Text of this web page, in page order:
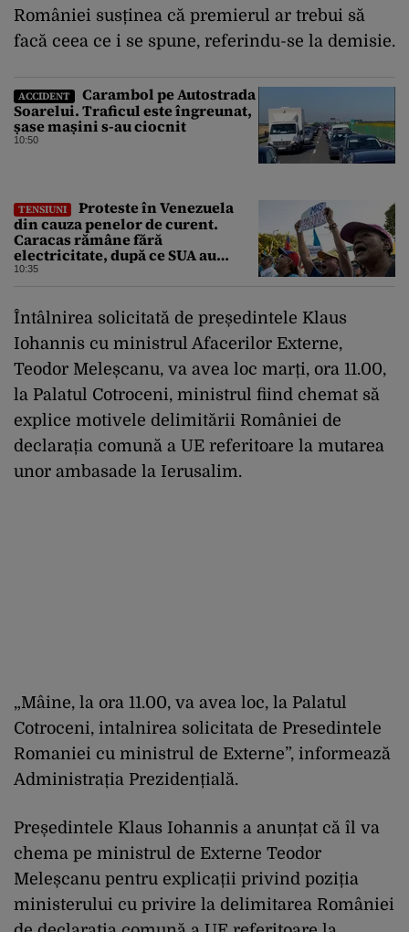
României susținea că premierul ar trebui să
facă ceea ce i se spune, referindu-se la demisie.
ACCIDENT
Carambol pe Autostrada
Soarelui. Traficul este îngreunat,
șase mașini s-au ciocnit
10:50
TENSIUNI
Proteste în Venezuela
din cauza penelor de curent.
Caracas rămâne fără
electricitate, după ce SUA au
promis modernizarea rețelei
10:35
Întâlnirea solicitată de președintele Klaus
Iohannis cu ministrul Afacerilor Externe,
Teodor Meleșcanu, va avea loc marți, ora 11.00,
la Palatul Cotroceni, ministrul fiind chemat să
explice motivele delimitării României de
declarația comună a UE referitoare la mutarea
unor ambasade la Ierusalim.
„Mâine, la ora 11.00, va avea loc, la Palatul
Cotroceni, intalnirea solicitata de Presedintele
Romaniei cu ministrul de Externe”, informează
Administrația Prezidențială.
Președintele Klaus Iohannis a anunțat că îl va
chema pe ministrul de Externe Teodor
Meleșcanu pentru explicații privind poziția
ministerului cu privire la delimitarea României